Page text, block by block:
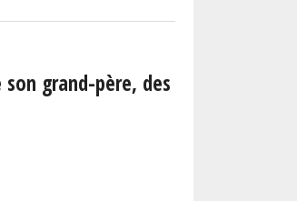
grand-père, des